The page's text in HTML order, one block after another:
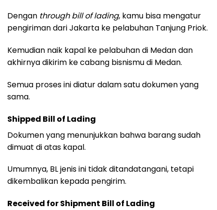
Dengan through bill of lading, kamu bisa mengatur
pengiriman dari Jakarta ke pelabuhan Tanjung Priok.
Kemudian naik kapal ke pelabuhan di Medan dan
akhirnya dikirim ke cabang bisnismu di Medan.
Semua proses ini diatur dalam satu dokumen yang
sama.
Shipped Bill of Lading
Dokumen yang menunjukkan bahwa barang sudah
dimuat di atas kapal.
Umumnya, BL jenis ini tidak ditandatangani, tetapi
dikembalikan kepada pengirim.
Received for Shipment Bill of Lading